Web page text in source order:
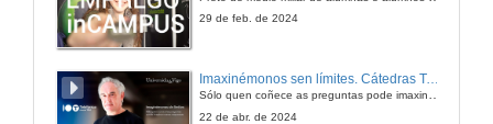
Coloquio
Aclarando dúbidas e debatindo sobre temas relacionados
29 de feb. de 2024
Imaxinémonos sen límites. Cátedras Telefónica
Sólo quen coñece as preguntas pode imaxinar novas respostas
22 de abr. de 2024